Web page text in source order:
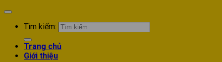
Tìm kiếm:
Trang chủ
Giới thiệu